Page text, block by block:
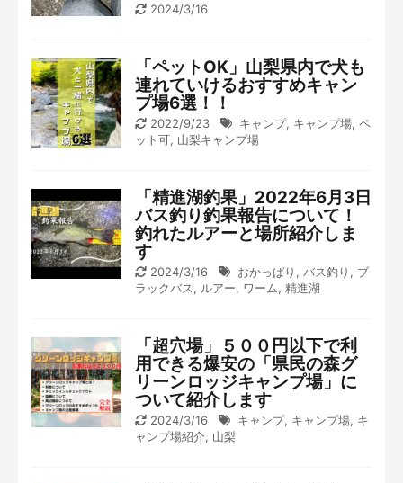
2024/3/16
「ペットOK」山梨県内で犬も
連れていけるおすすめキャン
プ場6選！！
2022/9/23 キャンプ, キャンプ場, ペ
ット可, 山梨キャンプ場
「精進湖釣果」2022年6月3日
バス釣り釣果報告について！
釣れたルアーと場所紹介しま
す
2024/3/16 おかっぱり , バス釣り , ブ
ラックバス, ルアー, ワーム, 精進湖
「超穴場」５００円以下で利
用できる爆安の「県民の森グ
リーンロッジキャンプ場」に
ついて紹介します
2024/3/16 キャンプ, キャンプ場, キ
ャンプ場紹介, 山梨